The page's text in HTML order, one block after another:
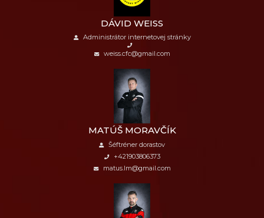
DÁVID WEISS
Administrátor internetovej stránky
weiss.cfc@gmail.com
MATÚŠ MORAVČÍK
Šéftréner dorastov
+421903806373
matus.lm@gmail.com